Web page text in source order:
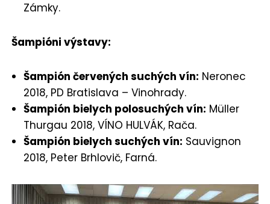
Zámky.
Šampióni výstavy:
Šampión červených suchých vín: Neronec
2018, PD Bratislava – Vinohrady.
Šampión bielych polosuchých vín: Müller
Thurgau 2018, VÍNO HULVÁK, Rača.
Šampión bielych suchých vín: Sauvignon
2018, Peter Brhlovič, Farná.